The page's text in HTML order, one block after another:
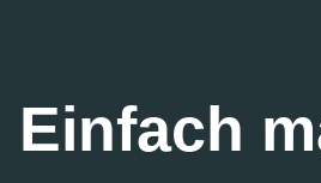
Einfach